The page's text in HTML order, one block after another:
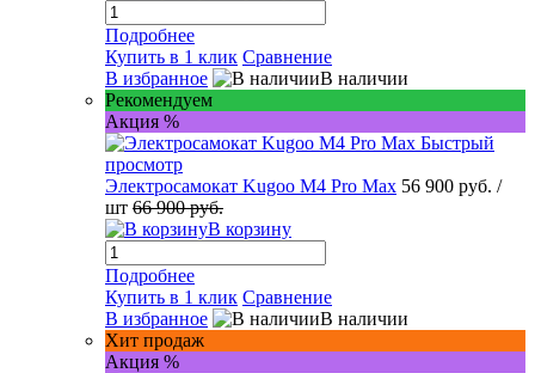
Подробнее
Купить в 1 клик Сравнение
В избранное
В наличии
Рекомендуем
Акция %
Быстрый
просмотр
Электросамокат Kugoo M4 Pro Max 56 900 руб. /
шт 66 900 руб.
В корзину
Подробнее
Купить в 1 клик Сравнение
В избранное
В наличии
Хит продаж
Акция %